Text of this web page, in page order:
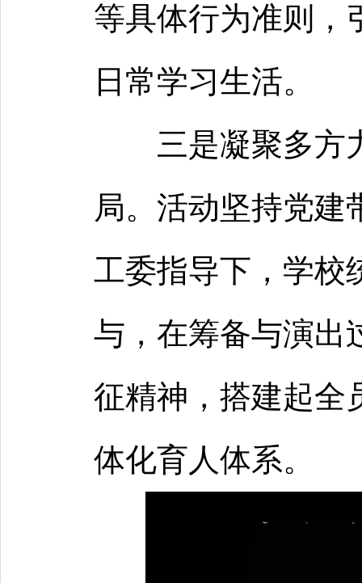
等具体行为准则，
日常学习生活。
三是凝聚多方
局。活动坚持党建
工委指导下，学校
与，在筹备与演出
征精神，搭建起全
体化育人体系。